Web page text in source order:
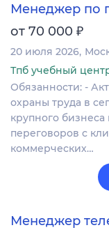
Менеджер по
от 70 000 ₽
20 июля 2026
Тпб учебный
Обязанности: -
охраны труда в
крупного
переговоров с
коммерческих…
Менеджер